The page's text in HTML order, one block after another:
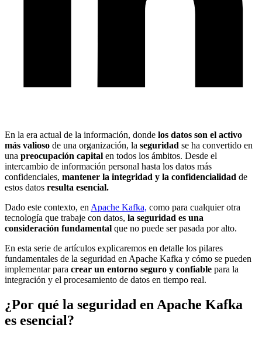
En la era actual de la información, donde los datos son el activo
más valioso de una organización, la seguridad se ha convertido en
una preocupación capital en todos los ámbitos. Desde el
intercambio de información personal hasta los datos más
confidenciales, mantener la integridad y la confidencialidad de
estos datos resulta esencial.
Dado este contexto, en Apache Kafka, como para cualquier otra
tecnología que trabaje con datos, la seguridad es una
consideración fundamental que no puede ser pasada por alto.
En esta serie de artículos explicaremos en detalle los pilares
fundamentales de la seguridad en Apache Kafka y cómo se pueden
implementar para crear un entorno seguro y confiable para la
integración y el procesamiento de datos en tiempo real.
¿Por qué la seguridad en Apache Kafka
es esencial?